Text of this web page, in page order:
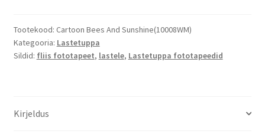
Tootekood: Cartoon Bees And Sunshine(10008WM)
Kategooria: Lastetuppa
Sildid: fliis fototapeet, lastele, Lastetuppa fototapeedid
Kirjeldus